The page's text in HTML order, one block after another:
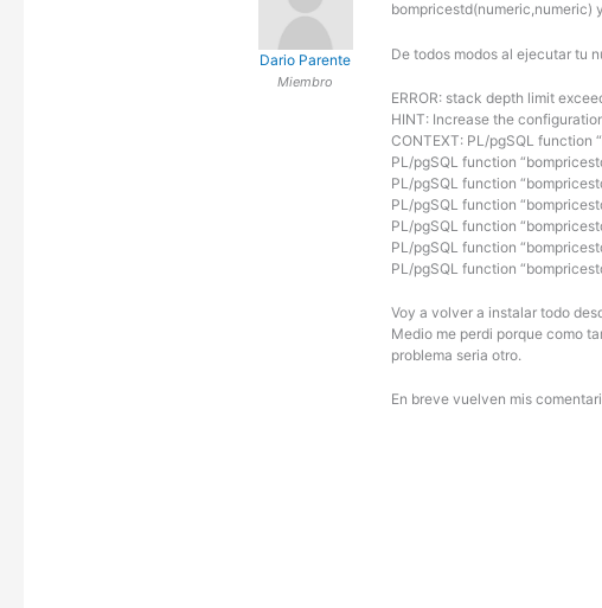
Dario Parente
Miembro
bompricestd(numeric,numeric)
De todos modos al ejecutar tu
ERROR: stack depth limit
HINT: Increase the
CONTEXT: PL/pgSQL function
PL/pgSQL function
PL/pgSQL function
PL/pgSQL function
PL/pgSQL function
PL/pgSQL function
PL/pgSQL function
Voy a volver a instalar todo
Medio me perdi porque como
problema seria otro.
En breve vuelven mis